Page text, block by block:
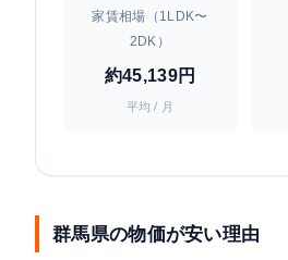
家賃相場（1LDK〜
2DK）
約45,139円
平均 / 月
群馬県の物価が安い理由